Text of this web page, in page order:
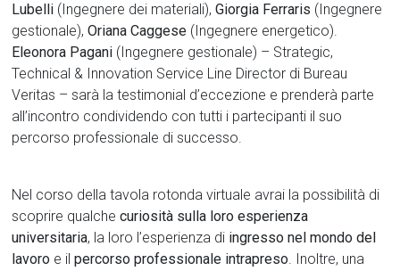
Lubelli (Ingegnere dei materiali),Giorgia Ferraris (Ingegnere
gestionale),Oriana Caggese (Ingegnere energetico).
Eleonora Pagani (Ingegnere gestionale) – Strategic,
Technical & Innovation Service Line Director di Bureau
Veritas – sarà la testimonial d’eccezione e prenderà parte
all’incontro condividendo con tutti i partecipanti il suo
percorso professionale di successo.
Nel corso della tavola rotonda virtuale avrai la possibilità di
scoprire qualchecuriosità sulla loro esperienza
universitaria, la loro l’esperienza di ingresso nel mondo del
lavoro e ilpercorso professionale intrapreso. Inoltre, una